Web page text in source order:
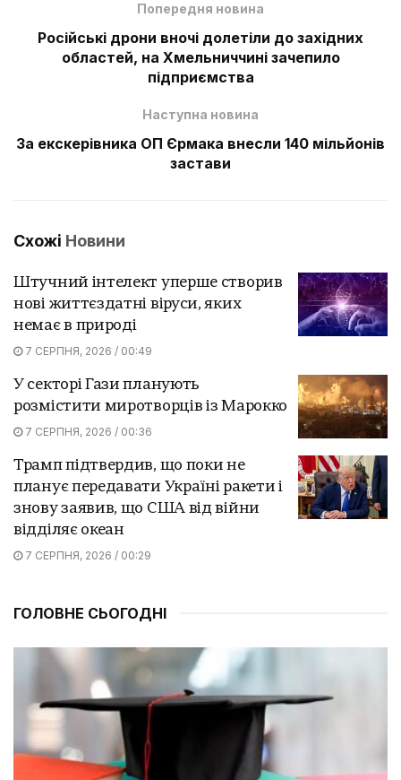
Попередня новина
Російські дрони вночі долетіли до західних
областей, на Хмельниччині зачепило
підприємства
Наступна новина
За екскерівника ОП Єрмака внесли 140 мільйонів
застави
Схожі Новини
Штучний інтелект уперше створив
нові життєздатні віруси, яких
немає в природі
7 СЕРПНЯ, 2026 / 00:49
У секторі Гази планують
розмістити миротворців із Марокко
7 СЕРПНЯ, 2026 / 00:36
Трамп підтвердив, що поки не
планує передавати Україні ракети і
знову заявив, що США від війни
відділяє океан
7 СЕРПНЯ, 2026 / 00:29
ГОЛОВНЕ СЬОГОДНІ